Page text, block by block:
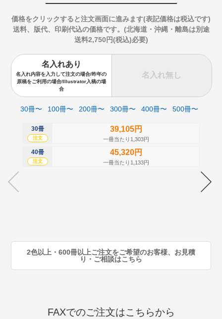
価格をクリックすると注文画面に進みます(表記価格は税込です)
送料、版代、印刷代込の価格です。(北海道・沖縄・離島は別途
送料2,750円(税込)必要)
名入れあり
名入れ内容を入力して注文の場合/昨年の
原稿をご利用の場合/Illustrator入稿の場
合
名入れ無し
30冊〜 100冊〜 200冊〜 300冊〜 400冊〜 500冊〜
30冊
注文
39,105円
一冊当たり1,303円
40冊
注文
45,320円
一冊当たり1,133円
2色以上・600冊以上ご注文をご希望のお客様、お見積
り・ご相談はこちら
FAXでのご注文はこちらから